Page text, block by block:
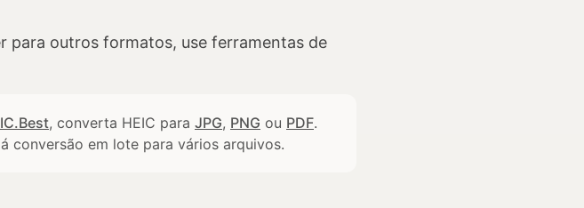
para outros formatos, use ferramentas de
, converta HEIC para JPG, PNG ou PDF.
conversão em lote para vários arquivos.